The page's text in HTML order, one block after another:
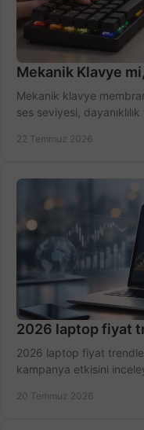
Mekanik Klavye
Mekanik klavye
ses seviyesi,
22 Temmuz 2026
2026 laptop fiyat
2026 laptop fiyat
kampanya etkisini
20 Temmuz 2026